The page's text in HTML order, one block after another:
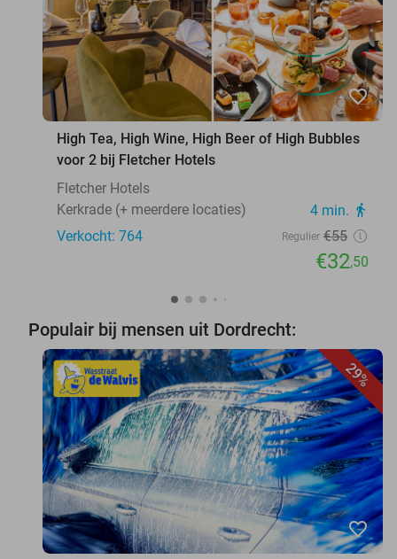
favorite_border
High Tea, High Wine, High Beer of High Bubbles
voor 2 bij Fletcher Hotels
Fletcher Hotels
Kerkrade (+ meerdere locaties)
4 min. directions_walk
Verkocht: 764 Regulier €55
€32,50
Populair bij mensen uit Dordrecht:
29%
favorite_border